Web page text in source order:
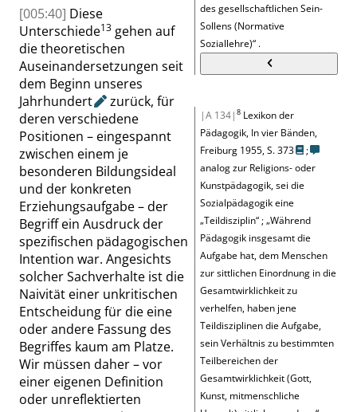
des gesellschaftlichen Sein-
Sollens (Normative
Soziallehre)“ .
|A 134| 8 Lexikon der
Pädagogik, In vier Bänden,
Freiburg 1955,S. 373
;
analog zur Religions- oder
Kunstpädagogik, sei die
Sozialpädagogik eine
„Teildisziplin“ ;„Während
Pädagogik insgesamt die
Aufgabe hat, dem Menschen
zur sittlichen Einordnung in die
Gesamtwirklichkeit zu
verhelfen, haben jene
Teildisziplinen die Aufgabe,
sein Verhältnis zu bestimmten
Teilbereichen der
Gesamtwirklichkeit (Gott,
Kunst, mitmenschliche
[005:40] Diese
Unterschiede13 gehen auf
die theoretischen
Auseinandersetzungen seit
dem Beginn unseres
Jahrhundert
zurück, für
deren verschiedene
Positionen – eingespannt
zwischen einem je
besonderen Bildungsideal
und der konkreten
Erziehungsaufgabe – der
Begriff ein Ausdruck der
spezifischen pädagogischen
Intention war. Angesichts
solcher Sachverhalte ist die
Naivität einer unkritischen
Entscheidung für die eine
oder andere Fassung des
Begriffes kaum am Platze.
Wir müssen daher – vor
einer eigenen Definition
oder unreflektierten